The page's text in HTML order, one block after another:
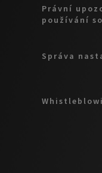
Právní
používání
Správa